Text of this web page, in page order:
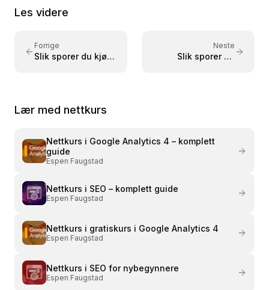
2015. Kursene er bygget på praktisk læring med
og viderekomne.
Les videre
Forrige
Slik sporer du kjøp
Neste
Slik sporer du
Lær med nettkurs
Nettkurs i Google Analytics 4 – komplett
guide
Espen Faugstad
Nettkurs i SEO – komplett guide
Espen Faugstad
Nettkurs i gratiskurs i Google Analytics 4
Espen Faugstad
Nettkurs i SEO for nybegynnere
Espen Faugstad